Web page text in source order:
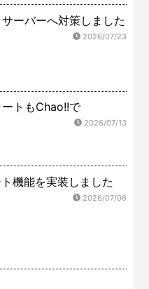
ーバーへ対策しました
2026/07/23
トもChao!!で
2026/07/13
機能を実装しました
2026/07/06